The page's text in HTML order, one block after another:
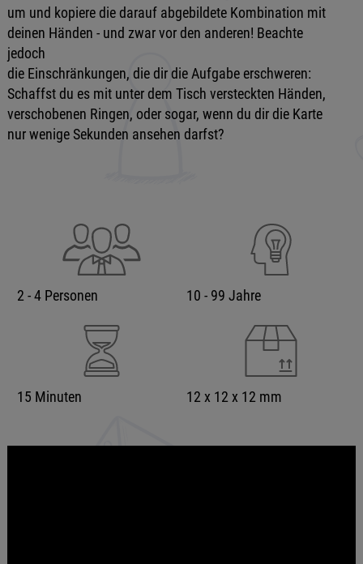
um und kopiere die darauf abgebildete Kombination mit
deinen Händen - und zwar vor den anderen! Beachte
jedoch
die Einschränkungen, die dir die Aufgabe erschweren:
Schaffst du es mit unter dem Tisch versteckten Händen,
verschobenen Ringen, oder sogar, wenn du dir die Karte
nur wenige Sekunden ansehen darfst?
2 - 4 Personen 10 - 99 Jahre
15 Minuten 12 x 12 x 12 mm